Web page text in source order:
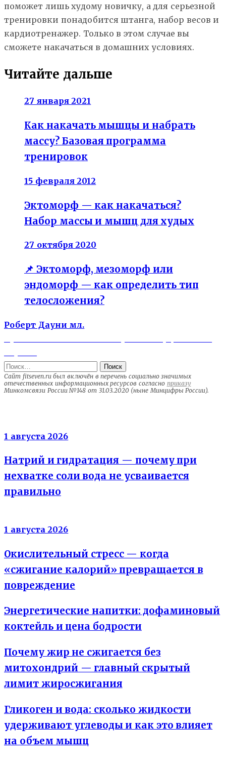
поможет лишь худому новичку, а для серьезной
тренировки понадобится штанга, набор весов и
кардиотренажер. Только в этом случае вы
сможете накачаться в домашних условиях.
Читайте дальше
27 января 2021
Как накачать мышцы и набрать
массу? Базовая программа
тренировок
15 февраля 2012
Эктоморф — как накачаться?
Набор массы и мышц для худых
27 октября 2020
📌 Эктоморф, мезоморф или
эндоморф — как определить тип
телосложения?
Навигация
по
записям
Previous
Роберт Дауни мл.
Найти:
Сайт fitseven.ru был включён в перечень социально значимых
отечественных информационных ресурсов согласно приказу
Минкомсвязи России №148 от 31.03.2020 (ныне Минцифры России).
1 августа 2026
Натрий и гидратация — почему при
нехватке соли вода не усваивается
правильно
1 августа 2026
Окислительный стресс — когда
«сжигание калорий» превращается в
повреждение
Энергетические напитки: дофаминовый
коктейль и цена бодрости
Почему жир не сжигается без
митохондрий — главный скрытый
лимит жиросжигания
Гликоген и вода: сколько жидкости
удерживают углеводы и как это влияет
на объем мышц